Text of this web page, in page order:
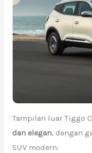
Tampilan luar Tiggo
dan elegan, dengan
SUV modern: